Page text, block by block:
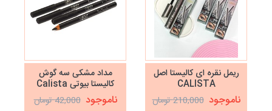
ریمل نقره ای کالیستا اصل
CALISTA
ناموجود 210,000 تومان
مداد مشکی سه گوش
کالیستا بیوتی Calista
BEAUTY مدل TRUE
BLACKناموجود 42,000 تومان